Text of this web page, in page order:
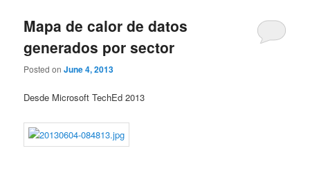
Mapa de calor de datos
generados por sector
Posted onJune 4, 2013
Desde Microsoft TechEd 2013